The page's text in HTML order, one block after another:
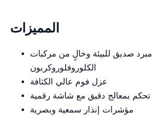
المميزات
مبرد صديق للبيئة وخالٍ من مركبات
الكلوروفلوروكربون
عزل فوم عالي الكثافة
تحكم بمعالج دقيق مع شاشة رقمية
مؤشرات إنذار سمعية وبصرية